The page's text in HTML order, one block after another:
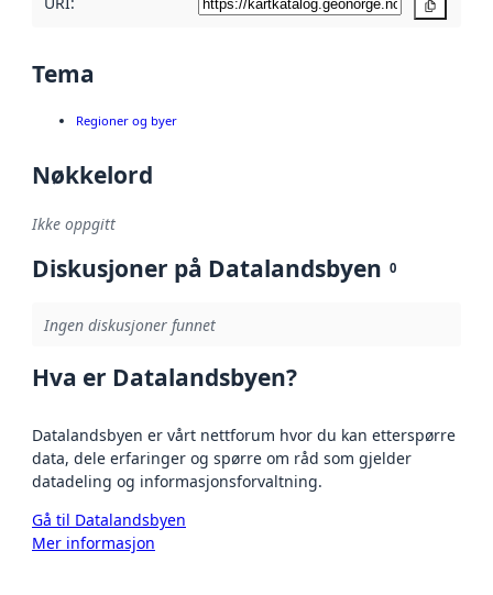
Tema
Regioner og byer
Nøkkelord
Ikke oppgitt
Diskusjoner på Datalandsbyen 0
Ingen diskusjoner funnet
Hva er Datalandsbyen?
Datalandsbyen er vårt nettforum hvor du kan etterspørre
data, dele erfaringer og spørre om råd som gjelder
datadeling og informasjonsforvaltning.
Gå til Datalandsbyen
Mer informasjon